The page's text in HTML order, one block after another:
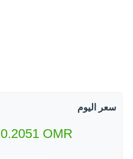
سعر اليوم
0.2051 OMR